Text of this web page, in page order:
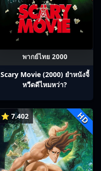
พากย์ไทย 2000
Scary Movie (2000) ยำหนังจี้​
หวีดดีไหมหว่า?
⭐ 7.402 HD